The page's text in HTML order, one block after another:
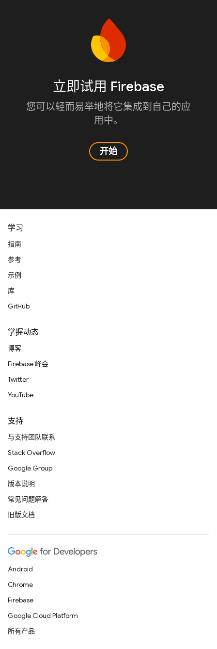
立即试用 Firebase
您可以轻而易举地将它集成到自己的应
用中。
开始
学习
指南
参考
示例
库
GitHub
掌握动态
博客
Firebase 峰会
Twitter
YouTube
支持
与支持团队联系
Stack Overflow
Google Group
版本说明
常见问题解答
旧版文档
Android
Chrome
Firebase
Google Cloud Platform
所有产品